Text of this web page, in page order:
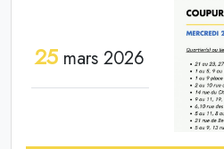
25 mars 2026